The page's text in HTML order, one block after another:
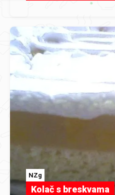
NZg
Kolač s breskvama